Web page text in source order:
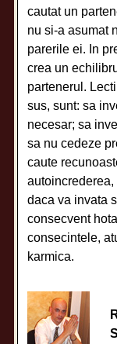
cautat un
nu si-a asumat
parerile ei. In
crea un
partenerul.
sus, sunt: sa
necesar; sa
sa nu cedeze
caute
daca va invata
consecvent
consecintele,
karmica.